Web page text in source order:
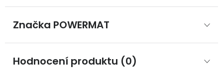
Značka POWERMAT
Hodnocení produktu (0)